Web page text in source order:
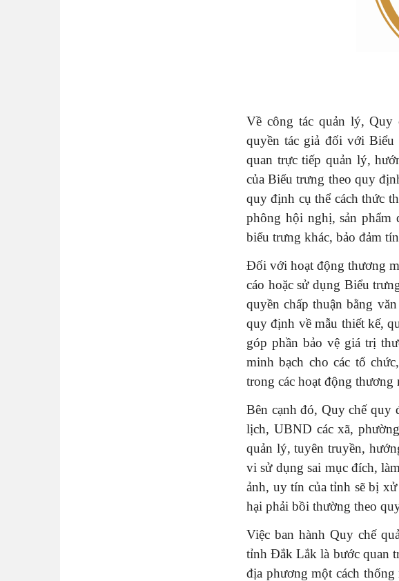
Về công tác quản lý, Quy
quyền tác giả đối với
quan trực tiếp quản lý,
của Biểu trưng theo quy
quy định cụ thể cách thức
phông hội nghị, sản phẩm
biểu trưng khác, bảo đảm
Đối với hoạt động thương
cáo hoặc sử dụng Biểu
quyền chấp thuận bằng
quy định về mẫu thiết kế,
góp phần bảo vệ giá trị
minh bạch cho các tổ
trong các hoạt động thương
Bên cạnh đó, Quy chế quy
lịch, UBND các xã,
quản lý, tuyên truyền,
vi sử dụng sai mục đích,
ảnh, uy tín của tỉnh sẽ bị
hại phải bồi thường theo
Việc ban hành Quy chế
tỉnh Đắk Lắk là bước quan
địa phương một cách